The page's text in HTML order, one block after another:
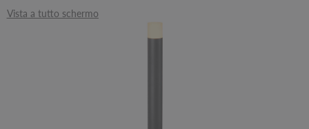
Vista a tutto schermo